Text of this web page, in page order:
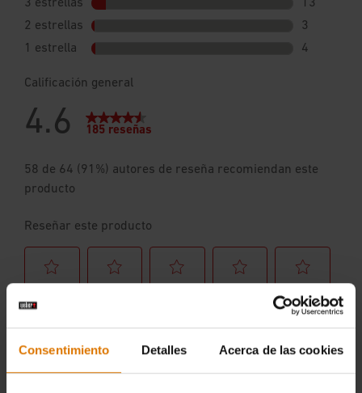
Consentimiento Detalles Acerca de las cookies